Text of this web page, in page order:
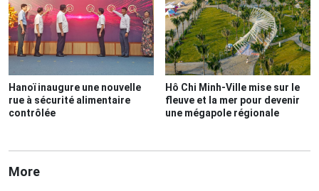
Hanoï inaugure une nouvelle
rue à sécurité alimentaire
contrôlée
Hô Chi Minh-Ville mise sur le
fleuve et la mer pour devenir
une mégapole régionale
More